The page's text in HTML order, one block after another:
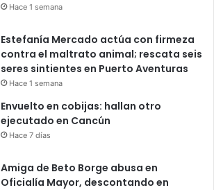
Hace 1 semana
Estefanía Mercado actúa con firmeza
contra el maltrato animal; rescata seis
seres sintientes en Puerto Aventuras
Hace 1 semana
Envuelto en cobijas: hallan otro
ejecutado en Cancún
Hace 7 días
Amiga de Beto Borge abusa en
Oficialía Mayor, descontando en